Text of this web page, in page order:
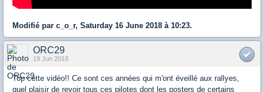
Modifié par c_o_r, Saturday 16 June 2018 à 10:23.
ORC29
19 Jun 2018
Top cette vidéo!! Ce sont ces années qui m'ont éveillé aux rallyes,
quel plaisir de revoir tous ces pilotes dont les posters de certains